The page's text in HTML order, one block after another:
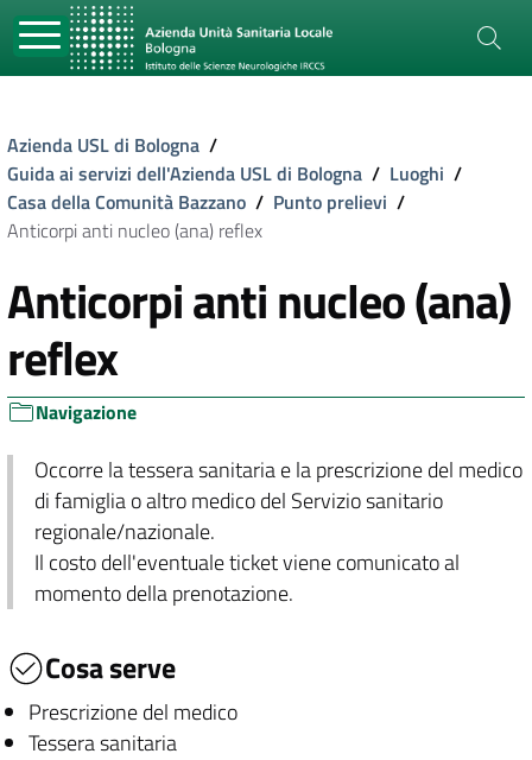
Azienda USL di Bologna /
Guida ai servizi dell'Azienda USL di Bologna / Luoghi /
Casa della Comunità Bazzano / Punto prelievi /
Anticorpi anti nucleo (ana) reflex
Anticorpi anti nucleo (ana)
reflex
Navigazione
Occorre la tessera sanitaria e la prescrizione del medico
di famiglia o altro medico del Servizio sanitario
regionale/nazionale.
Il costo dell'eventuale ticket viene comunicato al
momento della prenotazione.
Cosa serve
Prescrizione del medico
Tessera sanitaria